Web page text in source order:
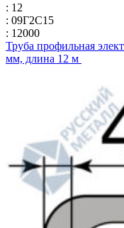
: 12
: 09Г2С15
: 12000
Труба профильная
мм, длина 12 м